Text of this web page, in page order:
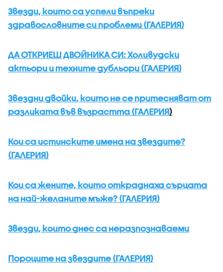
Звезди, които са успели въпреки
здравословните си проблеми (ГАЛЕРИЯ)
ДА ОТКРИЕШ ДВОЙНИКА СИ: Холивудски
актьори и техните дубльори (ГАЛЕРИЯ)
Звездни двойки, които не се притесняват от
разликата във възрастта (ГАЛЕРИЯ)
Кои са истинските имена на звездите?
(ГАЛЕРИЯ)
Кои са жените, които откраднаха сърцата
на най-желаните мъже? (ГАЛЕРИЯ)
Звезди, които днес са неразпознаваеми
Пороците на звездите (ГАЛЕРИЯ)